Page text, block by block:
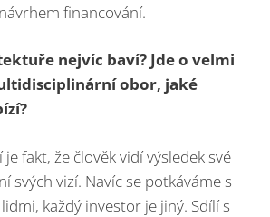
financování.
nejvíc baví? Jde o velmi
obor, jaké
?
je fakt, že člověk vidí výsledek své
svých vizí. Navíc se potkáváme s
každý investor je jiný. Sdílí s